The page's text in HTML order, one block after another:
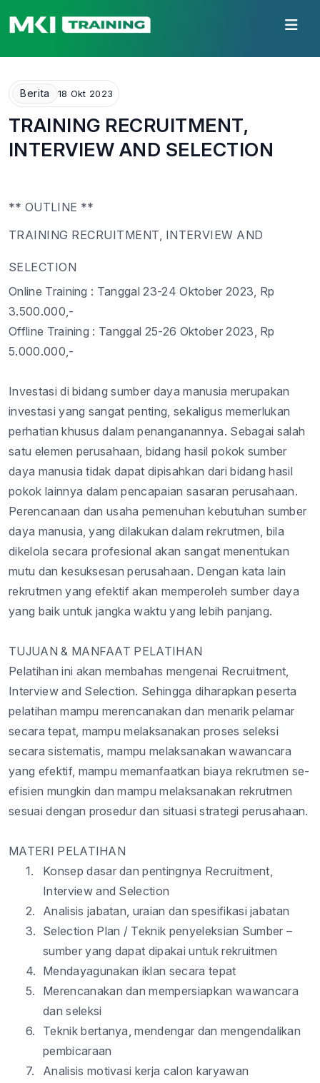
Berita 18 Okt 2023
TRAINING RECRUITMENT,
INTERVIEW AND SELECTION
** OUTLINE **
TRAINING RECRUITMENT, INTERVIEW AND
SELECTION
Online Training : Tanggal 23-24 Oktober 2023, Rp
3.500.000,-
Offline Training : Tanggal 25-26 Oktober2023, Rp
5.000.000,-
Investasi dibidang sumber daya manusia merupakan
investasi yang sangat penting, sekaligus memerlukan
perhatian khusus dalam penanganannya. Sebagai salah
satu elemen perusahaan, bidang hasil pokok sumber
daya manusia tidak dapat dipisahkan dari bidang hasil
pokok lainnya dalam pencapaian sasaran perusahaan.
Perencanaan danusaha pemenuhan kebutuhan sumber
daya manusia, yangdilakukan dalam rekrutmen, bila
dikelola secara profesional akan sangat menentukan
mutu dan kesuksesan perusahaan. Dengan kata lain
rekrutmen yang efektif akan memperoleh sumber daya
yang baik untuk jangka waktu yang lebih panjang.
TUJUAN & MANFAAT PELATIHAN
Pelatihan ini akan membahas mengenai Recruitment,
Interviewand Selection. Sehingga diharapkan peserta
pelatihan mampu merencanakan dan menarik pelamar
secara tepat, mampu melaksanakan proses seleksi
secara sistematis,mampu melaksanakan wawancara
yang efektif, mampu memanfaatkan biaya rekrutmen se-
efisien mungkin danmampu melaksanakan rekrutmen
sesuai dengan prosedur dan situasi strategi perusahaan.
MATERI PELATIHAN
1.
Konsep dasardanpentingnya Recruitment,
Interviewand Selection
2.
Analisis jabatan, uraian danspesifikasi jabatan
3. Selection Plan / Teknik penyeleksian Sumber –
sumberyang dapat dipakai untuk rekruitmen
4. Mendayagunakan iklan secara tepat
5.
Merencanakan danmempersiapkan wawancara
danseleksi
6.
Teknikbertanya,mendengar dan mengendalikan
pembicaraan
7.
Analisis motivasi kerja calon karyawan